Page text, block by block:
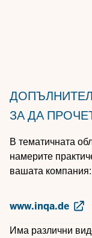
ЗА ДА
В тематичната
намерите
вашата компания:
www.inqa.de
Има различни